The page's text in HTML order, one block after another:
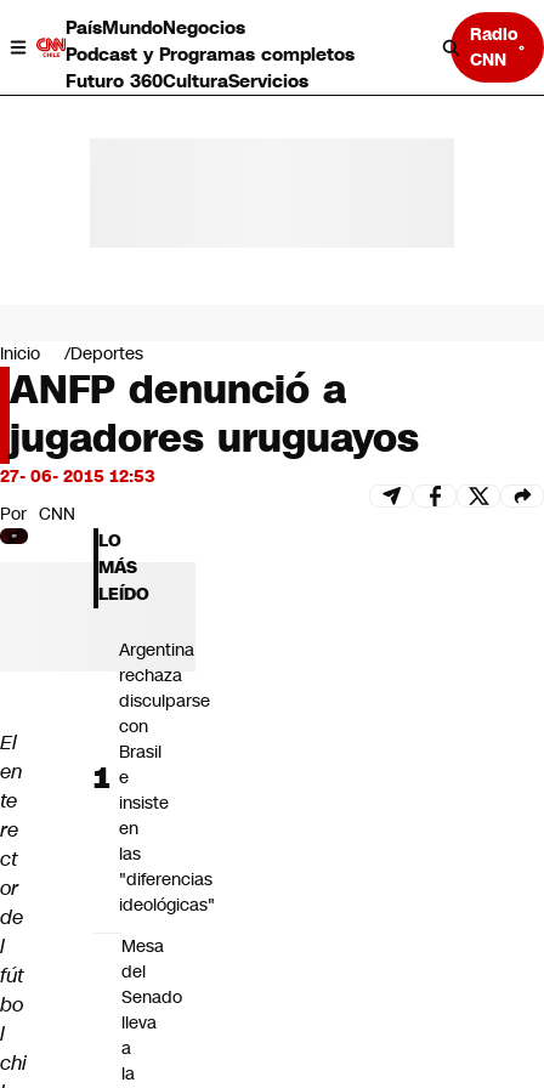
PaísMundoNegocios
Podcast y Programas completos
Futuro 360CulturaServicios
Radio
CNN
Negocios
Deportes
Programas completos
Cultura
Servicios
Bits
CNN Data
CNN tiempo
Futuro 360
Inicio Deportes
ANFP denunció a
jugadores uruguayos
27- 06- 2015 12:53
Por CNN
El
en
te
re
ct
or
de
l
fút
bo
l
chi
LO
MÁS
LEÍDO
Argentina
rechaza
disculparse
con
Brasil
e
insiste
en
las
"diferencias
ideológicas"
Mesa
del
Senado
lleva
a
la